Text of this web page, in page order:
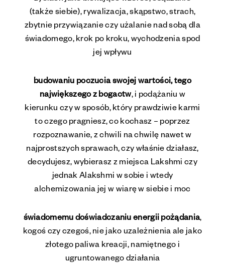
(także siebie), rywalizacja, skąpstwo, strach,
zbytnie przywiązanie czy użalanie nad sobą dla
świadomego, krok po kroku, wychodzenia spod
jej wpływu
budowaniu poczucia swojej wartości, tego
największego z bogactw, i podążaniu w
kierunku czy w sposób, który prawdziwie karmi
to czego pragniesz, co kochasz – poprzez
rozpoznawanie, z chwili na chwilę nawet w
najprostszych sprawach, czy właśnie działasz,
decydujesz, wybierasz z miejsca Lakshmi czy
jednak Alakshmi w sobie i wtedy
alchemizowania jej w wiarę w siebie i moc
świadomemu doświadczaniu energii pożądania,
kogoś czy czegoś, nie jako uzależnienia ale jako
złotego paliwa kreacji, namiętnego i
ugruntowanego działania